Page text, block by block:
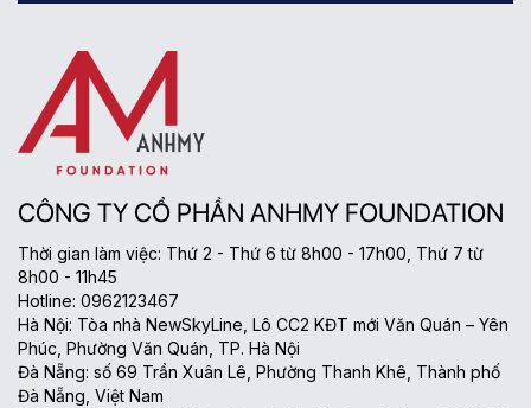
CÔNG TY CỔ PHẦN ANHMY FOUNDATION
Thời gian làm việc: Thứ 2 - Thứ 6 từ 8h00 - 17h00, Thứ 7 từ
8h00 - 11h45
Hotline: 0962123467
Hà Nội: Tòa nhà NewSkyLine, Lô CC2 KĐT mới Văn Quán – Yên
Phúc, Phường Văn Quán, TP. Hà Nội
Đà Nẵng: số 69 Trần Xuân Lê, Phường Thanh Khê, Thành phố
Đà Nẵng, Việt Nam